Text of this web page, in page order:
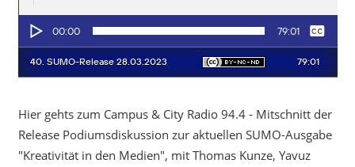
Hier gehts zum Campus & City Radio 94.4 - Mitschnitt der
Release Podiumsdiskussion zur aktuellen SUMO-Ausgabe
"Kreativität in den Medien", mit Thomas Kunze, Yavuz